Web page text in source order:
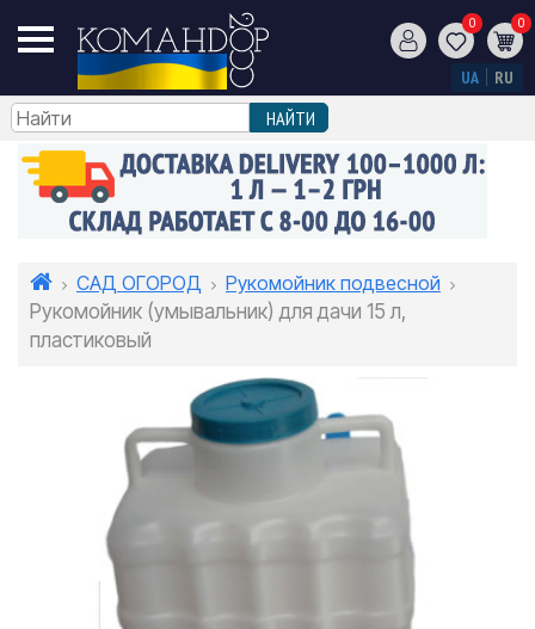
0 0
UA RU
САД ОГОРОД
Рукомойник подвесной
Рукомойник (умывальник) для дачи 15 л,
пластиковый